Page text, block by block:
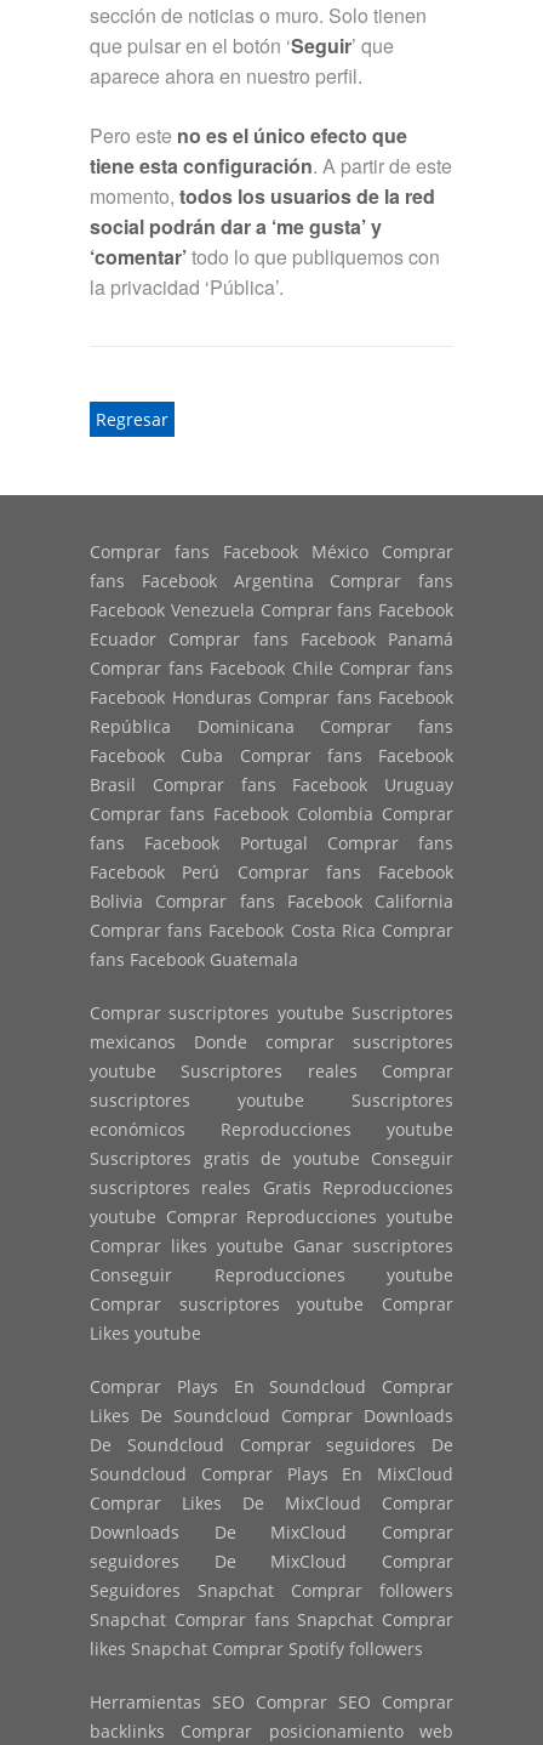
sección de noticias o muro. Solo tienen
que pulsar en el botón ‘Seguir’ que
aparece ahora en nuestro perfil.
Pero este no es el único efecto que
tiene esta configuración. A partir de este
momento, todos los usuarios de la red
social podrán dar a ‘me gusta’ y
‘comentar’todo lo que publiquemos con
la privacidad ‘Pública’.
Regresar
Comprar fans Facebook México Comprar
fans Facebook Argentina Comprar fans
Facebook Venezuela Comprar fans Facebook
Ecuador Comprar fans Facebook Panamá
Comprar fans Facebook Chile Comprar fans
Facebook Honduras Comprar fans Facebook
República Dominicana Comprar fans
Facebook Cuba Comprar fans Facebook
Brasil Comprar fans Facebook Uruguay
Comprar fans Facebook Colombia Comprar
fans Facebook Portugal Comprar fans
Facebook Perú Comprar fans Facebook
Bolivia Comprar fans Facebook California
Comprar fans Facebook Costa Rica Comprar
fans Facebook Guatemala
Comprar suscriptores youtube Suscriptores
mexicanos Donde comprar suscriptores
youtube Suscriptores reales Comprar
suscriptores youtube Suscriptores
económicos Reproducciones youtube
Suscriptores gratis de youtube Conseguir
suscriptores reales Gratis Reproducciones
youtube Comprar Reproducciones youtube
Comprar likes youtube Ganar suscriptores
Conseguir Reproducciones youtube
Comprar suscriptores youtube Comprar
Likes youtube
Comprar Plays En Soundcloud Comprar
Likes De Soundcloud Comprar Downloads
De Soundcloud Comprar seguidores De
Soundcloud Comprar Plays En MixCloud
Comprar Likes De MixCloud Comprar
Downloads De MixCloud Comprar
seguidores De MixCloud Comprar
Seguidores Snapchat Comprar followers
Snapchat Comprar fans Snapchat Comprar
likes Snapchat Comprar Spotify followers
Herramientas SEO Comprar SEO Comprar
backlinks Comprar posicionamiento web